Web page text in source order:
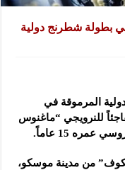
بطولة شطرنج دولية
المرموقة في
للنرويجي “ماغنوس
15 عاماً.
من مدينة موسكو،